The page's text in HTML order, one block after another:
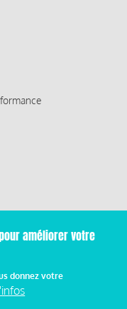
parCafffeine
améliorer votre
donnez votre